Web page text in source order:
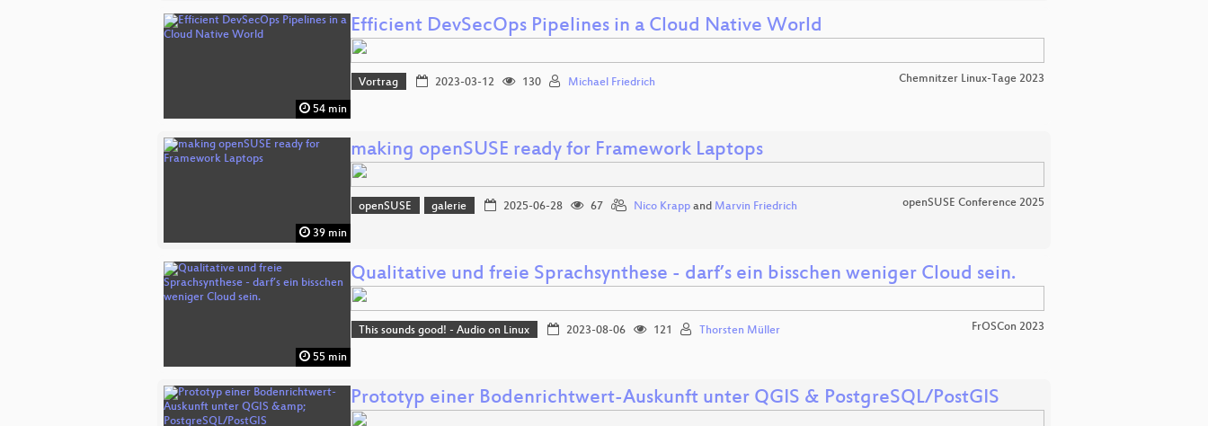
54 min
Efficient DevSecOps Pipelines in a Cloud Native World
Vortrag 2023-03-12 130 Michael Friedrich Chemnitzer Linux-Tage 2023
39 min
making openSUSE ready for Framework Laptops
openSUSE galerie 2025-06-28 67 Nico Krappand Marvin Friedrich openSUSE Conference 2025
55 min
Qualitative und freie Sprachsynthese - darf’s ein bisschen weniger Cloud sein.
This sounds good! - Audio on Linux 2023-08-06 121 Thorsten Müller FrOSCon 2023
Prototyp einer Bodenrichtwert-Auskunft unter QGIS & PostgreSQL/PostGIS